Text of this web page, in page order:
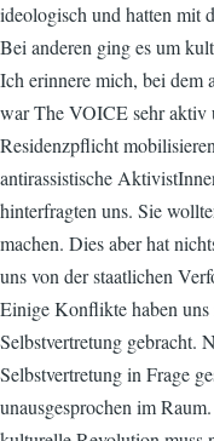
ideologisch und hatten mit
Bei anderen ging es um
Ich erinnere mich, bei dem
war The VOICE sehr aktiv
Residenzpflicht
antirassistische
hinterfragten uns. Sie
machen. Dies aber hat
uns von der staatlichen
Einige Konflikte haben
Selbstvertretung gebracht.
Selbstvertretung in Frage
unausgesprochen im